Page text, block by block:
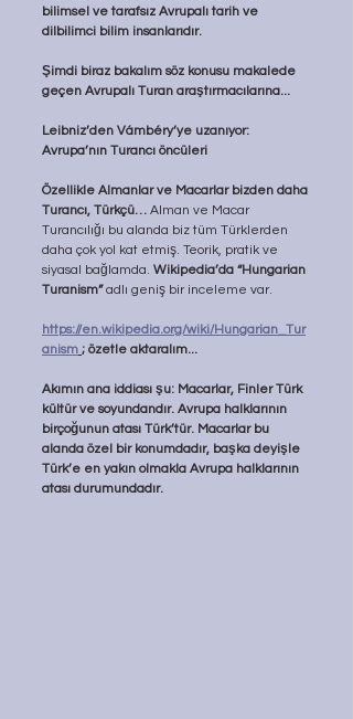
bilimsel ve tarafsız Avrupalı tarih ve
dilbilimci bilim insanlarıdır.
Şimdi biraz bakalım söz konusu makalede
geçen Avrupalı Turan araştırmacılarına...
Leibniz’den Vámbéry’ye uzanıyor:
Avrupa’nın Turancı öncüleri
Özellikle Almanlar ve Macarlar bizden daha
Turancı, Türkçü… Alman ve Macar
Turancılığı bu alanda biz tüm Türklerden
daha çok yol kat etmiş. Teorik, pratik ve
siyasal bağlamda. Wikipedia’da “Hungarian
Turanism” adlı geniş bir inceleme var.
https://en.wikipedia.org/wiki/Hungarian_Tur
anism ; özetle aktaralım...
Akımın ana iddiası şu: Macarlar, Finler Türk
kültür ve soyundandır. Avrupa halklarının
birçoğunun atası Türk’tür. Macarlar bu
alanda özel bir konumdadır, başka deyişle
Türk’e en yakın olmakla Avrupa halklarının
atası durumundadır.